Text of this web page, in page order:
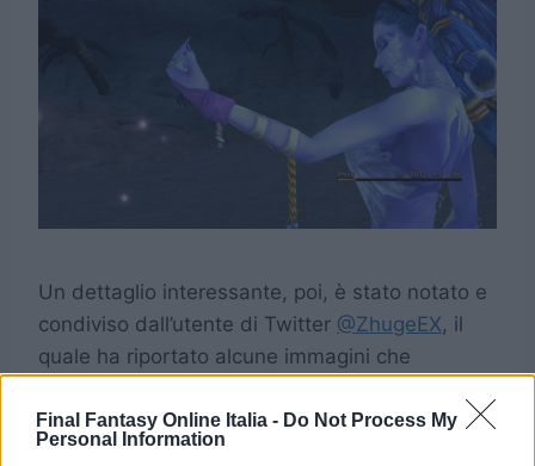
Final Fantasy Online Italia - Do Not Process My
Personal Information
Un dettaglio interessante, poi, è stato notato e
condiviso dall’utente di Twitter @ZhugeEX, il
quale ha riportato alcune immagini che
dall’evocazione in base alluogoin cui verrà
pubblicatoil gioco: